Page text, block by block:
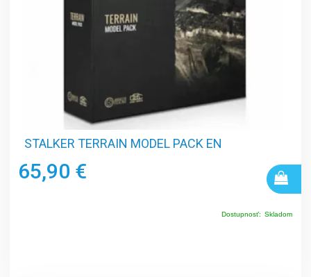
STALKER TERRAIN MODEL PACK EN
65,90 €
Dostupnosť: Skladom